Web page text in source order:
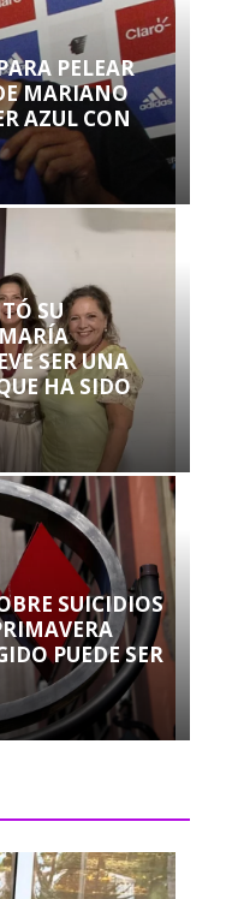
PELEAR
MARIANO
AZUL CON
SU
SER UNA
HA SIDO
SUICIDIOS
PUEDE SER